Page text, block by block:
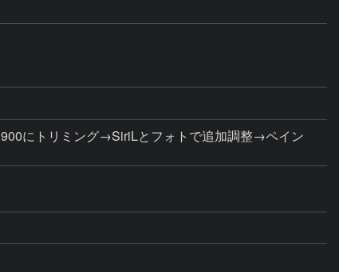
にトリミング→SiriLとフォトで追加調整→ペイン